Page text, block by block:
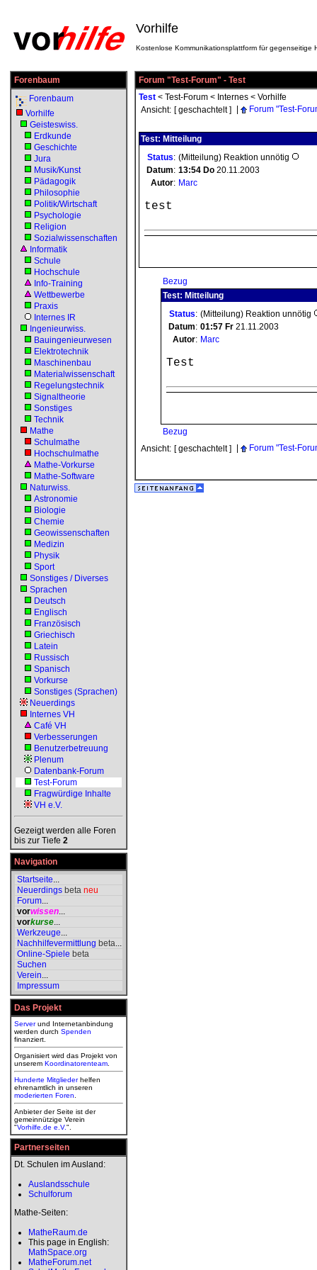
Vorhilfe
Kostenlose Kommunikationsplattform für gegenseitige
Forenbaum
Forenbaum
Vorhilfe
Geisteswiss.
Erdkunde
Geschichte
Jura
Musik/Kunst
Pädagogik
Philosophie
Politik/Wirtschaft
Psychologie
Religion
Sozialwissenschaften
Informatik
Schule
Hochschule
Info-Training
Wettbewerbe
Praxis
Internes IR
Ingenieurwiss.
Bauingenieurwesen
Elektrotechnik
Maschinenbau
Materialwissenschaft
Regelungstechnik
Signaltheorie
Sonstiges
Technik
Mathe
Schulmathe
Hochschulmathe
Mathe-Vorkurse
Mathe-Software
Naturwiss.
Astronomie
Biologie
Chemie
Geowissenschaften
Medizin
Physik
Sport
Sonstiges / Diverses
Sprachen
Deutsch
Englisch
Französisch
Griechisch
Latein
Russisch
Spanisch
Vorkurse
Sonstiges (Sprachen)
Neuerdings
Internes VH
Café VH
Verbesserungen
Benutzerbetreuung
Plenum
Datenbank-Forum
Test-Forum
Fragwürdige Inhalte
VH e.V.
Gezeigt werden alle Foren
bis zur Tiefe 2
Navigation
Startseite...
Neuerdings beta neu
Forum...
vorwissen...
vorkurse...
Werkzeuge...
Nachhilfevermittlung beta...
Online-Spiele beta
Suchen
Verein...
Impressum
Das Projekt
Serverund Internetanbindung
werden durch Spenden
finanziert.
Organisiert wird das Projekt von
unserem Koordinatorenteam
Hunderte Mitgliederhelfen
ehrenamtlich in unseren
moderierten Foren
Anbieter der Seite ist der
gemeinnützige Verein
"Vorhilfe.de e.V.".
Partnerseiten
Dt. Schulen im Ausland:
Auslandsschule
Schulforum
Mathe-Seiten:
MatheRaum.de
This page in English:
MathSpace.org
MatheForum.net
Forum "Test-Forum" - Test
Test < Test-Forum < Internes < Vorhilfe
Ansicht: [ geschachtelt ] Forum "Test-
Test: Mitteilung
Status: (Mitteilung) Reaktion unnötig
Datum: 13:54 Do 20.11.2003
Autor: Marc
test
Bezug
Test: Mitteilung
Status: (Mitteilung) Reaktion unnötig
Datum: 01:57 Fr 21.11.2003
Autor: Marc
Test
Bezug
Ansicht: [ geschachtelt ] Forum "Test-